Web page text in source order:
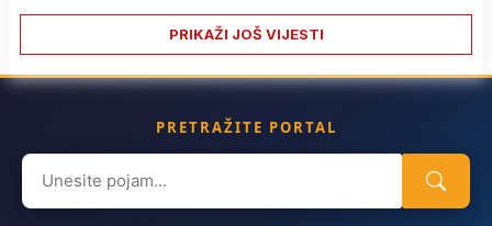
PRIKAŽI JOŠ VIJESTI
PRETRAŽITE PORTAL
Search
for: